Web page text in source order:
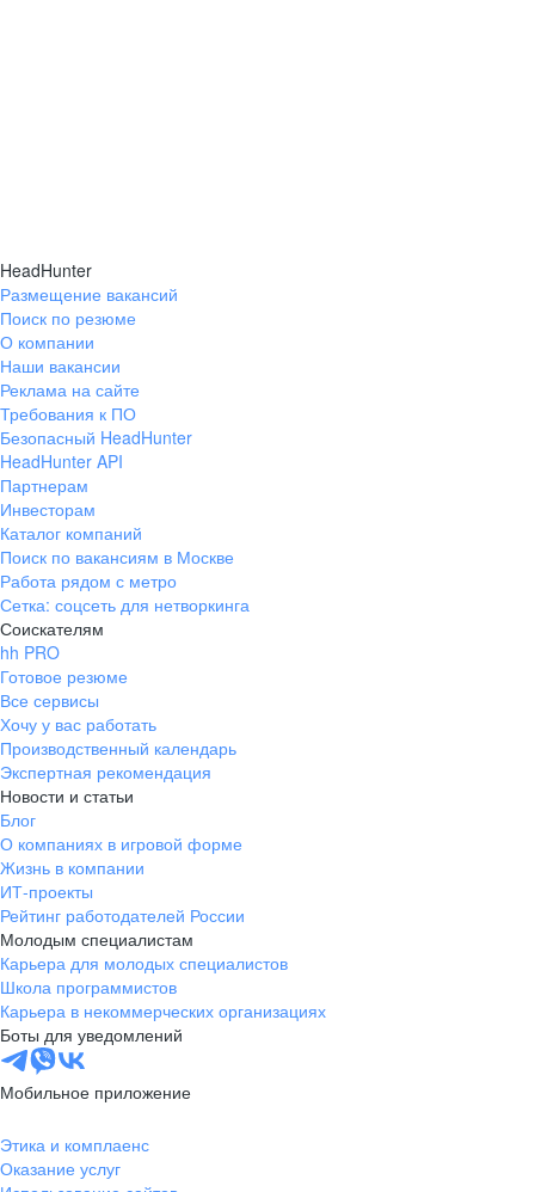
HeadHunter
Размещение вакансий
Поиск по резюме
О компании
Наши вакансии
Реклама на сайте
Требования к ПО
Безопасный HeadHunter
HeadHunter API
Партнерам
Инвесторам
Каталог компаний
Поиск по вакансиям в Москве
Работа рядом с метро
Сетка: соцсеть для нетворкинга
Соискателям
hh PRO
Готовое резюме
Все сервисы
Хочу у вас работать
Производственный календарь
Экспертная рекомендация
Новости и статьи
Блог
О компаниях в игровой форме
Жизнь в компании
ИТ-проекты
Рейтинг работодателей России
Молодым специалистам
Карьера для молодых специалистов
Школа программистов
Карьера в некоммерческих организациях
Боты для уведомлений
Мобильное приложение
Этика и комплаенс
Оказание услуг